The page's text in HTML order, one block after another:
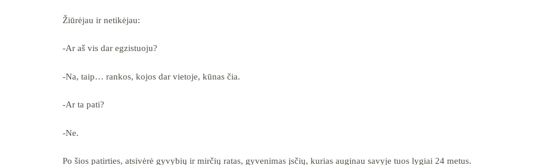
Žiūrėjau ir netikėjau:
-Ar aš vis dar egzistuoju?
-Na, taip… rankos, kojos dar vietoje, kūnas čia.
-Ar ta pati?
-Ne.
Po šios patirties, atsivėrė gyvybių ir mirčių ratas, gyvenimas įsčių, kurias auginau savyje tuos lygiai 24 metus.